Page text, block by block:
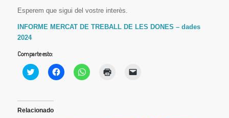
Esperem que sigui del vostre interès.
INFORME MERCAT DE TREBALL DE LES DONES – dades
2024
Comparte esto:
Haz
clic
Twitter
(Se
Haz
clic
Haz
clic
Relacionado